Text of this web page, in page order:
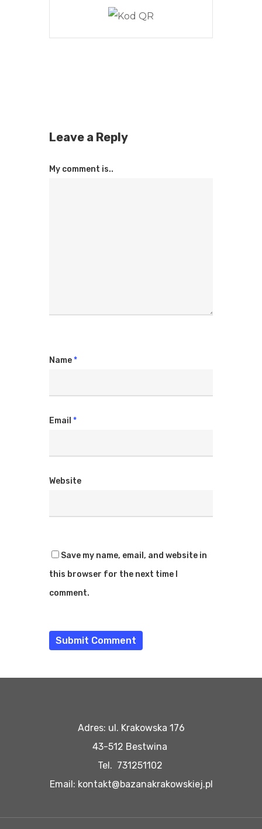
Leave a Reply
My comment is..
Name*
Email *
Website
Save my name, email, and website in
this browser for the next time I
comment.
Adres: ul. Krakowska 176
43-512 Bestwina
Tel. 731251102
Email: kontakt@bazanakrakowskiej.pl